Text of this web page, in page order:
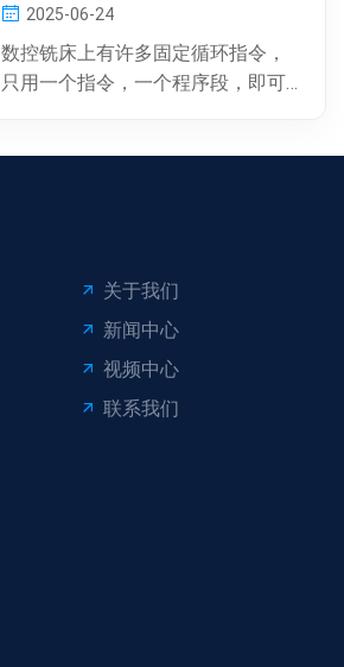
2025-06-24
数控铣床上有许多固定循环指令，
只用一个指令，一个程序段，即可
关于我们
新闻中心
视频中心
联系我们